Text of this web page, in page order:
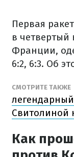
Первая
в четвертый
Франции,
6:2, 6:3. Об
СМОТРИТЕ ТАКЖЕ
Свитолиной
Как